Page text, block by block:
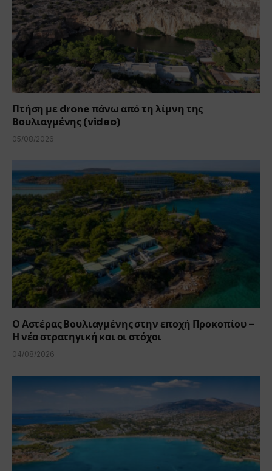
Πτήση με drone πάνω από τη λίμνη της
Βουλιαγμένης (video)
05/08/2026
Ο Αστέρας Βουλιαγμένης στην εποχή Προκοπίου –
Η νέα στρατηγική και οι στόχοι
04/08/2026